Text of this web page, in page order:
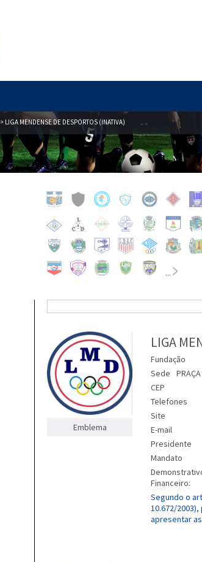
> LIGA MENDENSE DE DESPORTOS (INATIVA)
...
Emblema
LIGA
Fundação
Sede
CEP
Telefones
Site
E-mail
Presidente
Mandato
Financeiro:
Segundo o
10.672/
apresentar